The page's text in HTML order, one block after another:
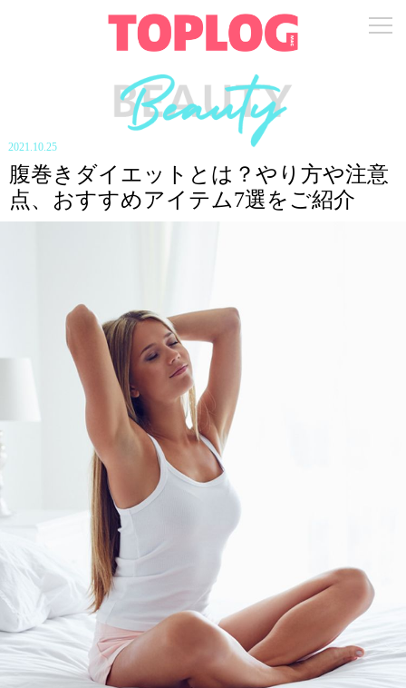
2021.10.25
腹巻きダイエットとは？やり方や注意
点、おすすめアイテム7選をご紹介